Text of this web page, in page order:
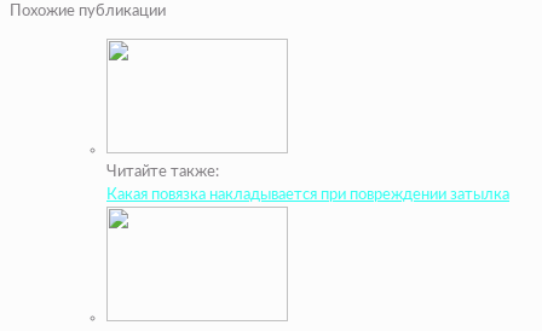
Похожие публикации
Читайте также:
Какая повязка накладывается при повреждении затылка